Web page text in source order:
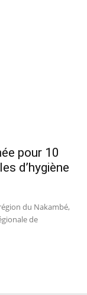
pour 10
d’hygiène
du Nakambé,
de